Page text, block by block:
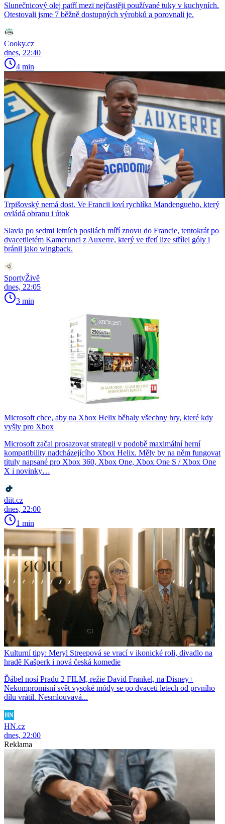
Slunečnicový olej patří mezi nejčastěji používané tuky v kuchyních.
Otestovali jsme 7 běžně dostupných výrobků a porovnali je.
Cooky.cz
dnes, 22:40
4 min
Trpišovský nemá dost. Ve Francii loví rychlíka Mandengueho, který
ovládá obranu i útok
Slavia po sedmi letních posilách míří znovu do Francie, tentokrát po
dvacetiletém Kamerunci z Auxerre, který ve třetí lize střílel góly i
bránil jako wingback.
SportyŽivě
dnes, 22:05
3 min
Microsoft chce, aby na Xbox Helix běhaly všechny hry, které kdy
vyšly pro Xbox
Microsoft začal prosazovat strategii v podobě maximální herní
kompatibility nadcházejícího Xbox Helix. Měly by na něm fungovat
tituly napsané pro Xbox 360, Xbox One, Xbox One S / Xbox One
X i novinky…
diit.cz
dnes, 22:00
1 min
Kulturní tipy: Meryl Streepová se vrací v ikonické roli, divadlo na
hradě Kašperk i nová česká komedie
Ďábel nosí Pradu 2 FILM, režie David Frankel, na Disney+
Nekompromisní svět vysoké módy se po dvaceti letech od prvního
dílu vrátil. Nesmlouvavá...
HN.cz
dnes, 22:00
Reklama